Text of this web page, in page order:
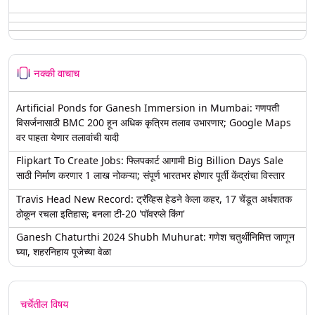
नक्की वाचाच
Artificial Ponds for Ganesh Immersion in Mumbai: गणपती
विसर्जनासाठी BMC 200 हून अधिक कृत्रिम तलाव उभारणार; Google Maps
वर पाहता येणार तलावांची यादी
Flipkart To Create Jobs: फ्लिपकार्ट आगामी Big Billion Days Sale
साठी निर्माण करणार 1 लाख नोकऱ्या; संपूर्ण भारतभर होणार पूर्ती केंद्रांचा विस्तार
Travis Head New Record: ट्रॅव्हिस हेडने केला कहर, 17 चेंडूत अर्धशतक
ठोकून रचला इतिहास; बनला टी-20 'पॉवरप्ले किंग'
Ganesh Chaturthi 2024 Shubh Muhurat: गणेश चतुर्थीनिमित्त जाणून
घ्या, शहरनिहाय पूजेच्या वेळा
चर्चेतील विषय